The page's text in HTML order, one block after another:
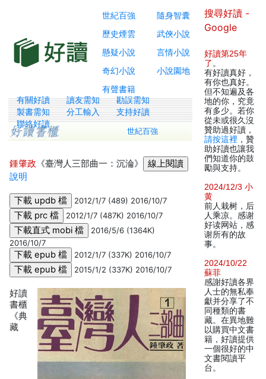
世紀百強
隨身智囊
歷史煙雲
武俠小說
懸疑小說
言情小說
奇幻小說
小說園地
有聲書籍
有關好讀 讀友需知
勘誤需知
製書需知
分工輸入
支持好讀
聯絡好讀
世紀百強
鍾肇政 《臺灣人三部曲一：沉淪》
說明
2012/1/7 (489) 2016/10/7
2012/1/7 (487K) 2016/10/7
2016/5/6 (1364K)
2016/10/7
2012/1/7 (337K) 2016/10/7
2015/1/2 (337K) 2016/10/7
好讀
書櫃
《典
藏
搜尋好讀 -
Google
好讀第25年
了 。
有好讀真好，
有你也真好。
但不知遍及各
地的你，究竟
有多少。若你
從未或很久沒
贊助過好讀，
請按這裡 ，贊
助好讀也讓我
們知道你的鼓
勵與支持。
2024/12/3 小
黄
前人栽树，后
人乘凉。感谢
好读网站，感
谢所有的故
事。
2024/10/22
蘇菲
感謝好讀各界
人士的無私奉
獻并分享了不
同種類的書
藏。在異地難
以購買中文書
籍，好讀提供
一個很好的中
文書閱讀平
台。